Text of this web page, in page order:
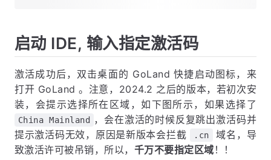
启动 IDE, 输入指定激活码
激活成功后，双击桌面的 GoLand 快捷启动图标，来
打开 GoLand 。注意，2024.2 之后的版本，若初次安
装，会提示选择所在区域，如下图所示，如果选择了
China Mainland
，会在激活的时候反复跳出激活码并
提示激活码无效，原因是新版本会拦截
.cn
域名，导
致激活许可被吊销，所以， 千万不要指定区域 ！！